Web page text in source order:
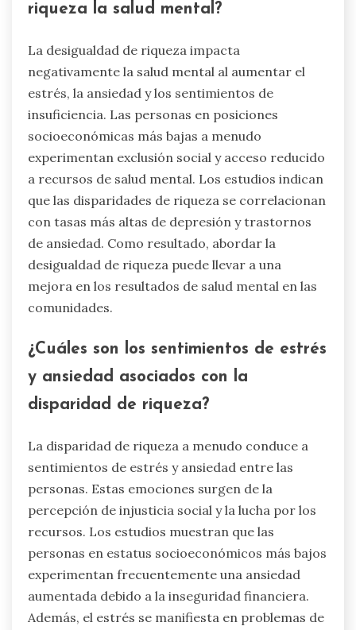
riqueza la salud mental?
La desigualdad de riqueza impacta
negativamente la salud mental al aumentar el
estrés, la ansiedad y los sentimientos de
insuficiencia. Las personas en posiciones
socioeconómicas más bajas a menudo
experimentan exclusión social y acceso reducido
a recursos de salud mental. Los estudios indican
que las disparidades de riqueza se correlacionan
con tasas más altas de depresión y trastornos
de ansiedad. Como resultado, abordar la
desigualdad de riqueza puede llevar a una
mejora en los resultados de salud mental en las
comunidades.
¿Cuáles son los sentimientos de estrés
y ansiedad asociados con la
disparidad de riqueza?
La disparidad de riqueza a menudo conduce a
sentimientos de estrés y ansiedad entre las
personas. Estas emociones surgen de la
percepción de injusticia social y la lucha por los
recursos. Los estudios muestran que las
personas en estatus socioeconómicos más bajos
experimentan frecuentemente una ansiedad
aumentada debido a la inseguridad financiera.
Además, el estrés se manifiesta en problemas de